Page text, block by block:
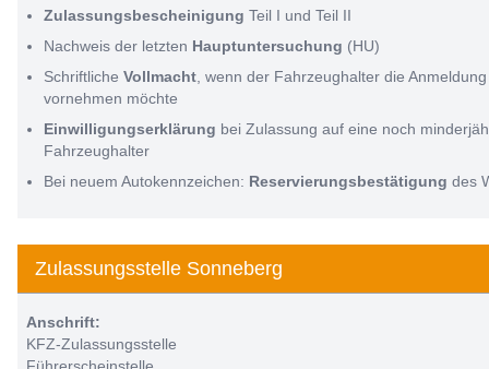
Zulassungsbescheinigung Teil I und Teil II
Nachweis der letzten Hauptuntersuchung (HU)
Schriftliche Vollmacht , wenn der Fahrzeughalter die
vornehmen möchte
Einwilligungserklärung bei Zulassung auf eine noch
Fahrzeughalter
Bei neuem Autokennzeichen: Reservierungsbestätigung des
Zulassungsstelle Sonneberg
Anschrift:
KFZ-Zulassungsstelle